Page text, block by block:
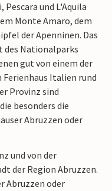
Pescara und L'Aquila
Monte Amaro, dem
der Apenninen. Das
des Nationalparks
gut von einem der
Ferienhaus Italien rund
Provinz sind
besonders die
Abruzzen oder
und von der
der Region Abruzzen.
Abruzzen oder